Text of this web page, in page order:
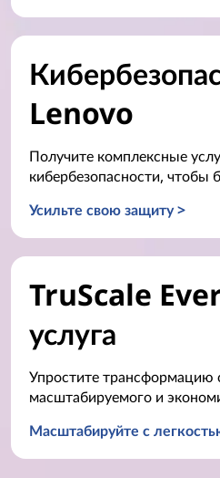
Lenovo
Получите комплексные
кибербезопасности, чтобы
Усильте свою защиту >
TruScale
услуга
Упростите
масштабируемого и
Масштабируйте с